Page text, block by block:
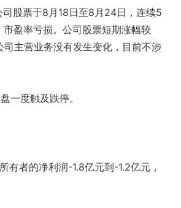
股票于8月18日至8月24日，连续5
盈率亏损。公司股票短期涨幅较
主营业务没有发生变化，目前不涉
一度触及跌停。
者的净利润-1.8亿元到-1.2亿元，